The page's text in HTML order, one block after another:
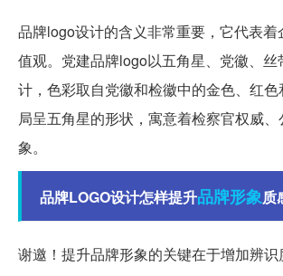
品牌logo设计的含义非常重要，它代表着
值观。党建品牌logo以五角星、党徽、丝
计，色彩取自党徽和检徽中的金色、红
局呈五角星的形状，寓意着检察官权威
象。
品牌LOGO设计怎样提升品牌形象质
谢邀！提升品牌形象的关键在于增加辨